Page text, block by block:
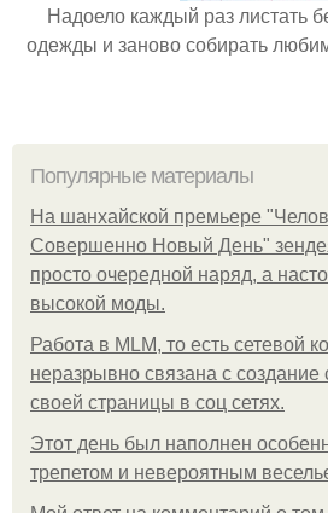
Надоело каждый раз листать
одежды и заново собирать
Популярные материалы
На шанхайской премьере
Совершенно Новый День"
просто очередной наряд, а
высокой моды.
Работа в MLM, то есть сетевой
неразрывно связана с создание
своей страницы в соц сетях.
Этот день был наполнен
трепетом и невероятным